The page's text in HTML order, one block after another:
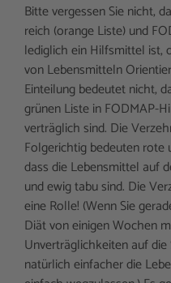
Bitte vergessen Sie nicht,
reich (orange Liste) und
lediglich ein Hilfsmittel ist,
von Lebensmitteln
Einteilung bedeutet nicht,
grünen Liste in FODMAP-
verträglich sind. Die
Folgerichtig bedeuten rote
dass die Lebensmittel auf
und ewig tabu sind. Die
eine Rolle! (Wenn Sie
Diät von einigen Wochen
Unverträglichkeiten auf
natürlich einfacher die